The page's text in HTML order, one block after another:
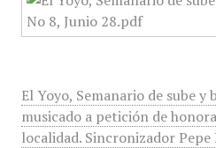
El Yoyo, Semanario de sube y
musicado a petición de
localidad. Sincronizador Pepe